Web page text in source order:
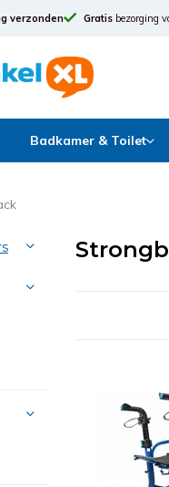
verzonden Gratis bezorging
Badkamer & Toilet